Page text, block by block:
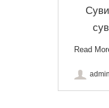
Read
admin